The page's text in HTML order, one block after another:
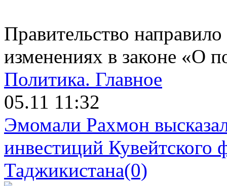
Правительство
изменениях в законе «О
Политика. Главное
05.11 11:32
Эмомали Рахмон
инвестиций Кувейтского
Таджикистана(0)